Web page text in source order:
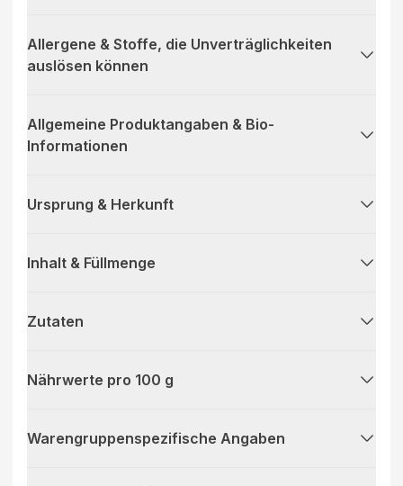
Allergene & Stoffe, die Unverträglichkeiten
auslösen können
Allgemeine Produktangaben & Bio-
Informationen
Ursprung & Herkunft
Inhalt & Füllmenge
Zutaten
Nährwerte pro 100 g
Warengruppenspezifische Angaben